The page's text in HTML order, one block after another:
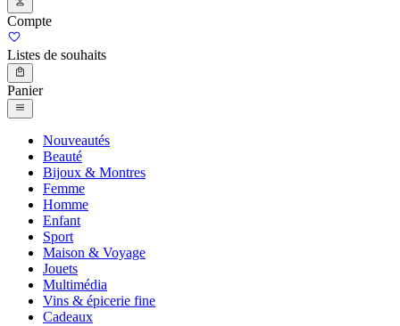
Compte
Listes de souhaits
Panier
Nouveautés
Beauté
Bijoux & Montres
Femme
Homme
Enfant
Sport
Maison & Voyage
Jouets
Multimédia
Vins & épicerie fine
Cadeaux